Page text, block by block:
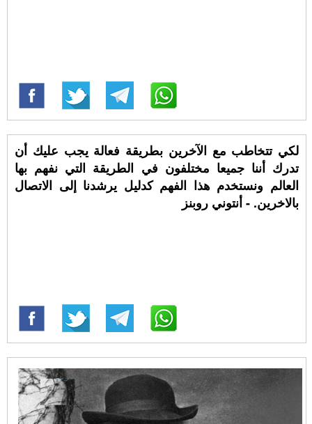
لكي تتخاطب مع الآخرين بطريقة فعالة يجب عليك أن
تدرك أننا جميعا مختلفون في الطريقة التي نفهم بها
العالم ونستخدم هذا الفهم كدليل يرشدنا إلى الاتصال
بالاخرين. - أنتوني روبنز